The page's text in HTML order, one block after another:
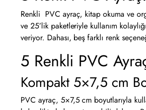
Renkli PVC ayraç, kitap okuma ve
ve 25’lik paketleriyle kullanım
veriyor. Dahası, beş farklı renk
5 Renkli PVC
Kompakt 5×7,5 cm
PVC ayraç, 5×7,5 cm boyutlarıyla